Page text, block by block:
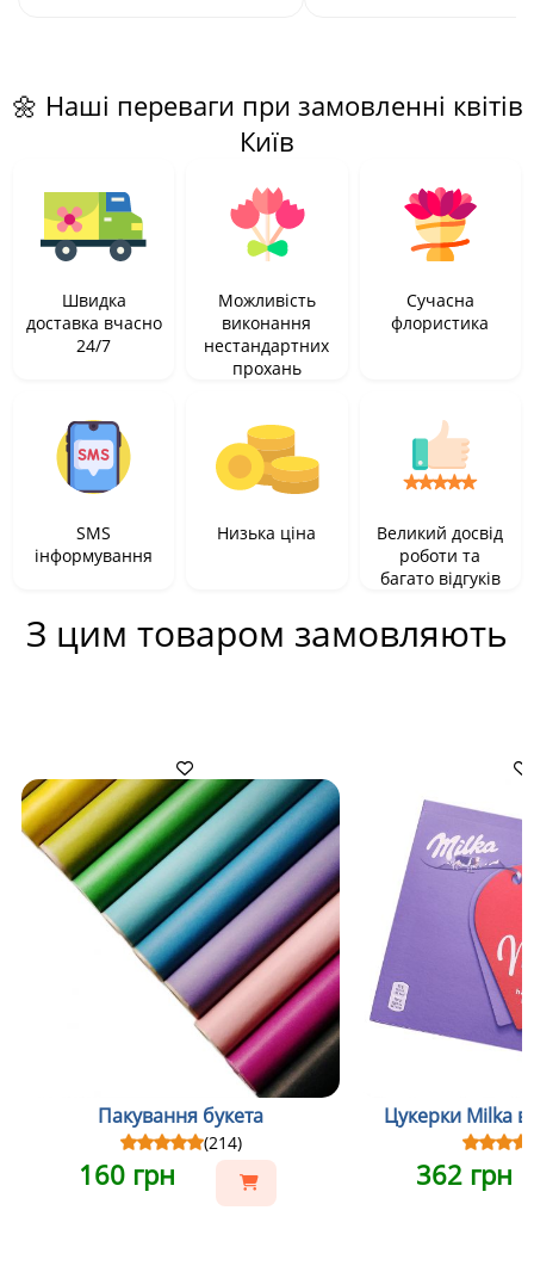
🌼 Наші переваги при замовленні квітів
Київ
Швидка
доставка вчасно
24/7
Можливість
виконання
нестандартних
прохань
Сучасна
флористика
SMS
інформування
Низька ціна
Великий досвід
роботи та
багато відгуків
З цим товаром замовляють
Пакування букета
(214)
160 грн
Цукерки Milka
362 грн